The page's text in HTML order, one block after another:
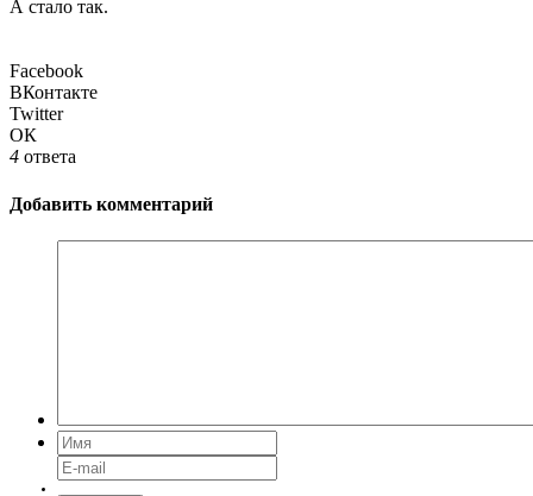
А стало так.
Facebook
ВКонтакте
Twitter
ОК
4 ответа
Добавить комментарий